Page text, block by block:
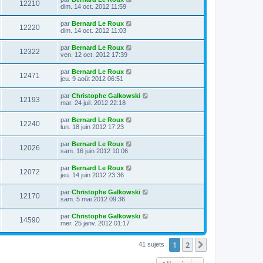
12210
dim. 14 oct. 2012 11:59
12220 par Bernard Le Roux
dim. 14 oct. 2012 11:03
12322 par Bernard Le Roux
ven. 12 oct. 2012 17:39
12471 par Bernard Le Roux
jeu. 9 août 2012 06:51
12193 par Christophe Galkowski
mar. 24 juil. 2012 22:18
12240 par Bernard Le Roux
lun. 18 juin 2012 17:23
12026 par Bernard Le Roux
sam. 16 juin 2012 10:06
12072 par Bernard Le Roux
jeu. 14 juin 2012 23:36
12170 par Christophe Galkowski
sam. 5 mai 2012 09:36
14590 par Christophe Galkowski
mer. 25 janv. 2012 01:17
41 sujets 1 2